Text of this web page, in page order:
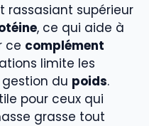
rassasiant supérieur
, ce qui aide à
ce complément
limite les
du poids.
pour ceux qui
grasse tout